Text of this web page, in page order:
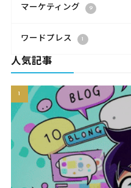
マーケティング 9
ワードプレス 1
人気記事